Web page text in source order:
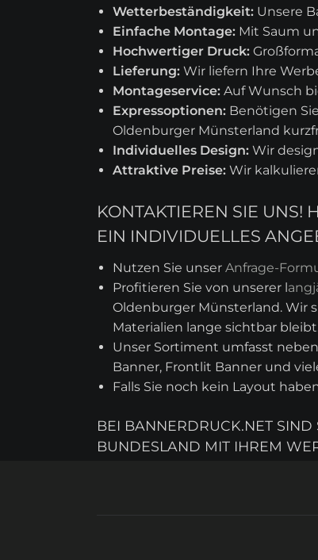
Wetterbeständigkeit: Unsere
Einfache Montage: Mit Saum
Hochwertiger Druck:
Lieferung: Wir liefern Ihre
Montageservice: Auf Wunsch
Expressoptionen: Benötigen
Oldenburger Münsterland
Individuelles Design: Wir
Attraktive Preise: Wir
KONTAKTIEREN SIE
EIN INDIVIDUELLES
Nutzen Sie unser Anfrage-
Profitieren Sie von unserer l
Oldenburger Münsterland. Wir
Materialien lange sichtbar
Unser Sortiment umfasst neben
Banner, Frontlit Banner und
Falls Sie noch kein Layout
BEI BANNERDRUCK.NET
BUNDESLAND MIT IHREM